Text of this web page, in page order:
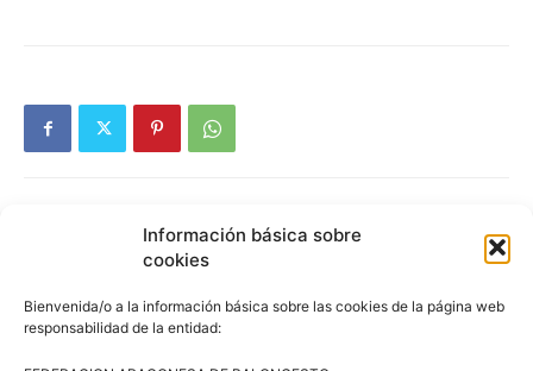
Información básica sobre
cookies
Bienvenida/o a la información básica sobre las cookies de la página web
responsabilidad de la entidad:
Artículos relacionados Más del autor
3×3 Villanúa 2026